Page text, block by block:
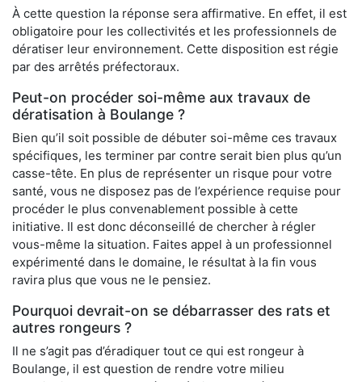
À cette question la réponse sera affirmative. En effet, il est
obligatoire pour les collectivités et les professionnels de
dératiser leur environnement. Cette disposition est régie
par des arrêtés préfectoraux.
Peut-on procéder soi-même aux travaux de
dératisation à Boulange ?
Bien qu’il soit possible de débuter soi-même ces travaux
spécifiques, les terminer par contre serait bien plus qu’un
casse-tête. En plus de représenter un risque pour votre
santé, vous ne disposez pas de l’expérience requise pour
procéder le plus convenablement possible à cette
initiative. Il est donc déconseillé de chercher à régler
vous-même la situation. Faites appel à un professionnel
expérimenté dans le domaine, le résultat à la fin vous
ravira plus que vous ne le pensiez.
Pourquoi devrait-on se débarrasser des rats et
autres rongeurs ?
Il ne s’agit pas d’éradiquer tout ce qui est rongeur à
Boulange, il est question de rendre votre milieu